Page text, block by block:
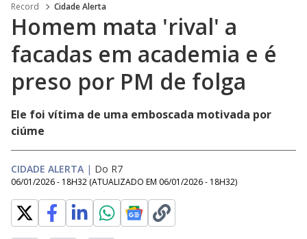
Record Cidade Alerta
Homem mata 'rival' a
facadas em academia e é
preso por PM de folga
Ele foi vítima de uma emboscada motivada por
ciúme
CIDADE ALERTA | Do R7
06/01/2026 - 18H32 (ATUALIZADO EM 06/01/2026 - 18H32)